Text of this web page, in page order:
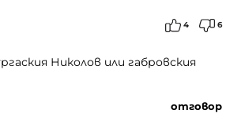
4 6
Николов или габровския
отговор